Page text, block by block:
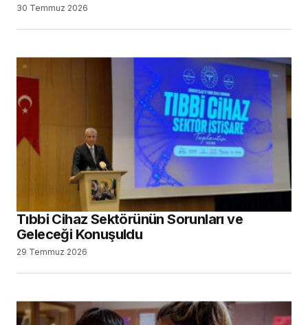
30 Temmuz 2026
Tıbbi Cihaz Sektörünün Sorunları ve
Geleceği Konuşuldu
29 Temmuz 2026